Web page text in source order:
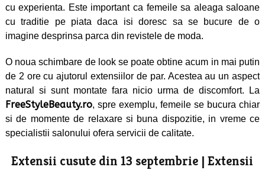
cu experienta. Este important ca femeile sa aleaga saloane
cu traditie pe piata daca isi doresc sa se bucure de o
imagine desprinsa parca din revistele de moda.
O noua schimbare de look se poate obtine acum in mai putin
de 2 ore cu ajutorul extensiilor de par. Acestea au un aspect
natural si sunt montate fara nicio urma de discomfort. La
FreeStyleBeauty.ro, spre exemplu, femeile se bucura chiar
si de momente de relaxare si buna dispozitie, in vreme ce
specialistii salonului ofera servicii de calitate.
Extensii cusute din 13 septembrie |Extensii